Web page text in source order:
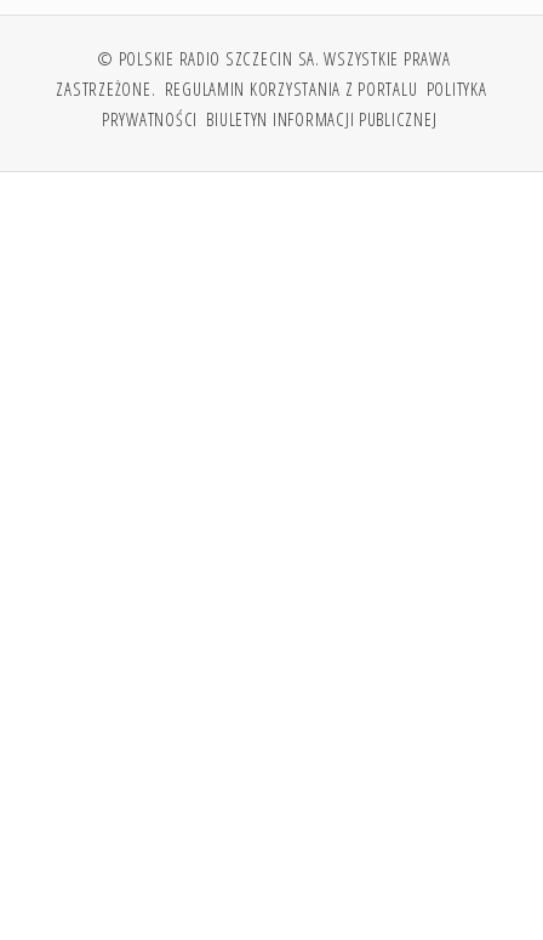
© POLSKIE RADIO SZCZECIN SA. WSZYSTKIE PRAWA
ZASTRZEŻONE. REGULAMIN KORZYSTANIA Z PORTALU POLITYKA
PRYWATNOŚCI BIULETYN INFORMACJI PUBLICZNEJ